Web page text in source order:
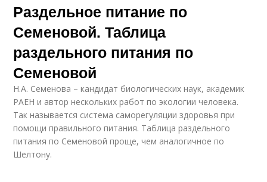
Раздельное питание по
Семеновой. Таблица
раздельного питания по
Семеновой
Н.А. Семенова – кандидат биологических наук, академик
РАЕН и автор нескольких работ по экологии человека.
Так называется система саморегуляции здоровья при
помощи правильного питания. Таблица раздельного
питания по Семеновой проще, чем аналогичное по
Шелтону.